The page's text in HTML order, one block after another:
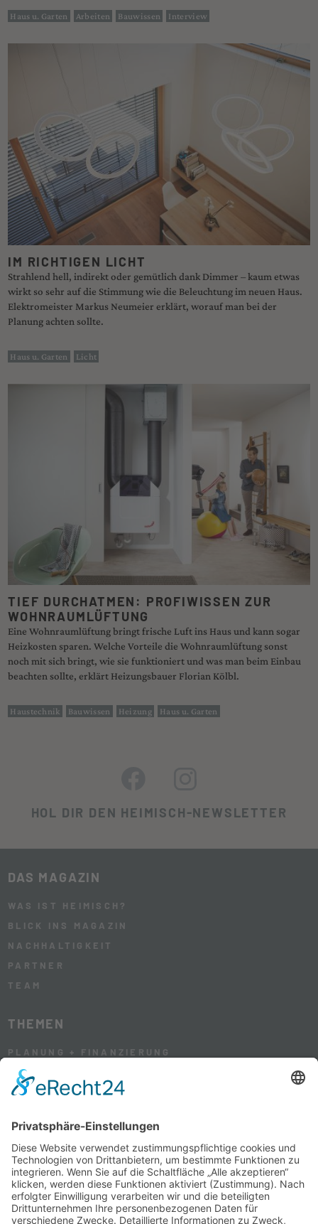
Haus u. Garten Arbeiten Bauwissen Interview
IM RICHTIGEN LICHT
Strahlend hell, indirekt oder gemütlich dank Dimmer – kaum etwas
wirkt so sehr auf die Stimmung wie die Beleuchtung im neuen Haus.
Elektromeister Markus Neumeier erklärt, worauf man bei der
Planung achten sollte.
Haus u. Garten Licht
TIEF DURCHATMEN: PROFIWISSEN ZUR
WOHNRAUMLÜFTUNG
Eine Wohnraumlüftung bringt frische Luft ins Haus und kann sogar
Heizkosten sparen. Welche Vorteile die Wohnraumlüftung sonst
noch mit sich bringt, wie sie funktioniert und was man beim Einbau
beachten sollte, erklärt Heizungsbauer Florian Kölbl.
Haustechnik Bauwissen Heizung Haus u. Garten
HOL DIR DEN HEIMISCH-NEWSLETTER
DAS MAGAZIN
WAS IST HEIMISCH?
BLICK INS MAGAZIN
NACHHALTIGKEIT
PARTNER
TEAM
THEMEN
PLANUNG + FINANZIERUNG
HAUS + GARTEN
WOHNEN + LEBEN
SERVICE
HEIMISCH BESTELLEN
MEDIADATEN
NEWSLETTER